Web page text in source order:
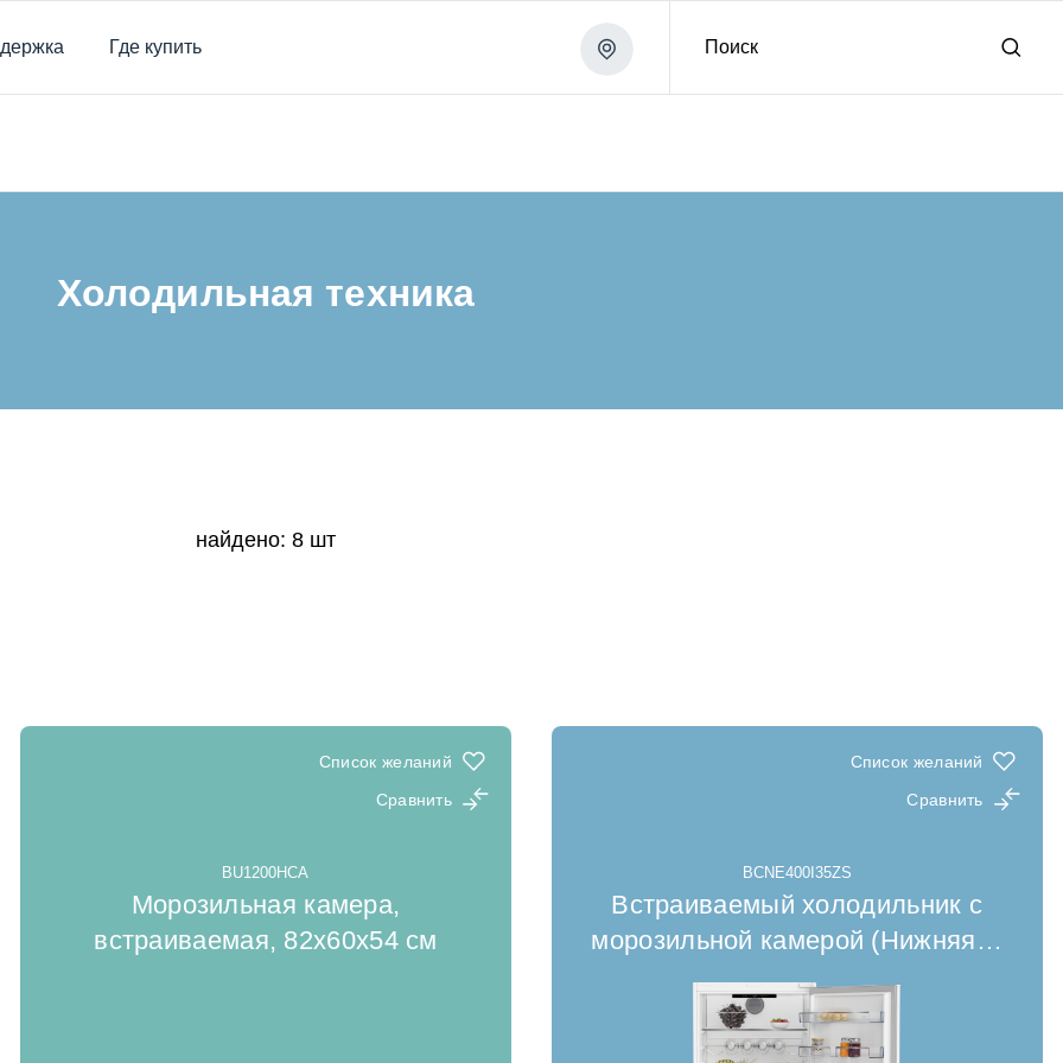
Где купить Поиск
Холодильная техника
найдено: 8 шт
Список желаний
Сравнить
BU1200HCA
Морозильная камера,
встраиваемая, 82x60x54 cм
Список желаний
Сравнить
BCNE400I35ZS
Встраиваемый холодильник с
морозильной камерой (Нижняя …